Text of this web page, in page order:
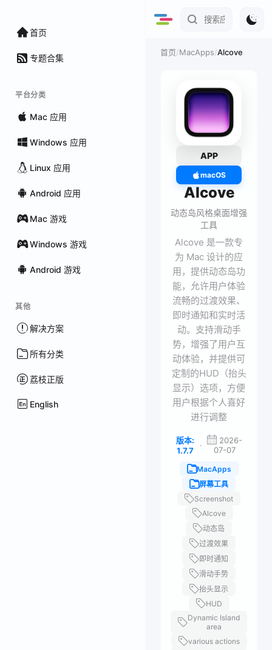
首页
专题合集
平台分类
Mac 应用
Windows 应用
Linux 应用
Android 应用
Mac 游戏
Windows 游戏
Android 游戏
其他
解决方案
所有分类
荔枝正版
English
首页/MacApps/Alcove
APP
macOS
Alcove
动态岛风格桌面增强
工具
Alcove 是一款专
为 Mac 设计的应
用，提供动态岛功
能，允许用户体验
流畅的过渡效果、
即时通知和实时活
动。支持滑动手
势，增强了用户互
动体验，并提供可
定制的HUD（抬头
显示）选项，方便
用户根据个人喜好
进行调整
版本:
1.7.7
·
2026-
07-07
MacApps
屏幕工具
Screenshot
Alcove
动态岛
过渡效果
即时通知
滑动手势
抬头显示
HUD
Dynamic Island
area
various actions